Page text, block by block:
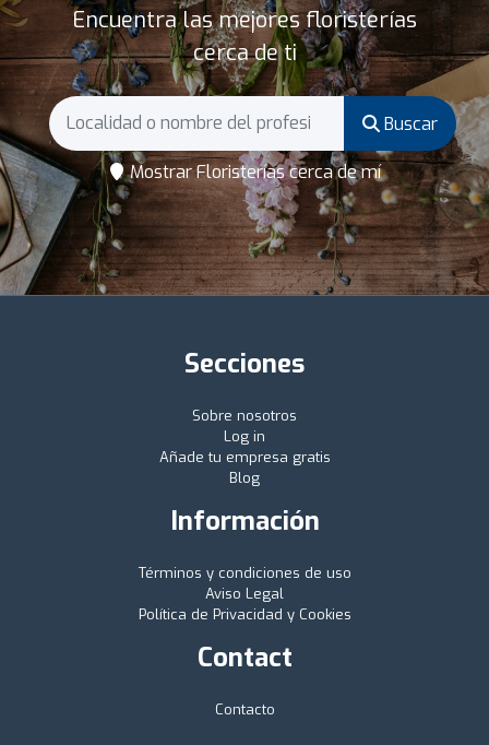
Encuentra las mejores floristerías
cerca de ti
Buscar
Mostrar Floristerías cerca de mí
Secciones
Sobre nosotros
Log in
Añade tu empresa gratis
Blog
Información
Términos y condiciones de uso
Aviso Legal
Política de Privacidad y Cookies
Contact
Contacto